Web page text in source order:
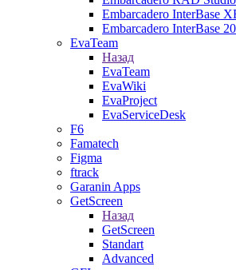
Embarcadero InterBase
Embarcadero InterBase
EvaTeam
Назад
EvaTeam
EvaWiki
EvaProject
EvaServiceDesk
F6
Famatech
Figma
ftrack
Garanin Apps
GetScreen
Назад
GetScreen
Standart
Advanced